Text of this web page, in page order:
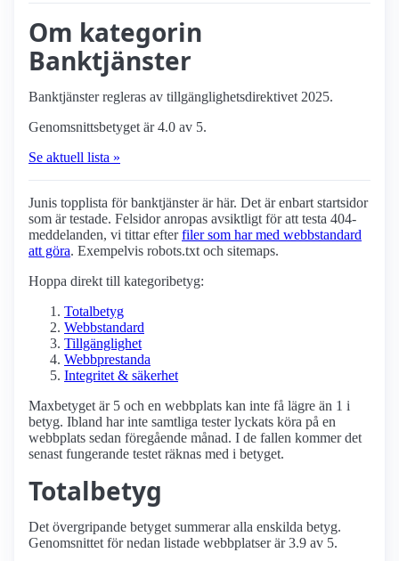
Om kategorin
Banktjänster
Banktjänster regleras av tillgänglighetsdirektivet 2025.
Genomsnittsbetyget är 4.0 av 5.
Se aktuell lista »
Junis topplista för bank­tjänster är här. Det är enbart startsidor
som är testade. Felsidor anropas avsiktligt för att testa 404-
meddelanden, vi tittar efterfiler som har med webbstandard
att göra. Exempelvis robots.txt och sitemaps.
Hoppa direkt till kategoribetyg:
Totalbetyg
Webbstandard
Tillgänglighet
Webbprestanda
Integritet & säkerhet
Maxbetyget är 5 och en webbplats kan inte få lägre än 1 i
betyg. Ibland har inte samtliga tester lyckats köra på en
webbplats sedan föregående månad. I de fallen kommer det
senast fungerande testet räknas med i betyget.
Totalbetyg
Det övergripande betyget summerar alla enskilda betyg.
Genomsnittet för nedan listade webbplatser är 3.9 av 5.